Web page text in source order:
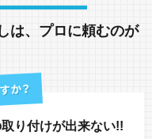
は、 プロに頼むのが
り付けが出来ない!!